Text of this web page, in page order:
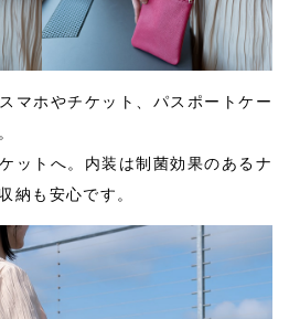
マホやチケット、パスポートケー
ットへ。内装は制菌効果のあるナ
納も安心です。